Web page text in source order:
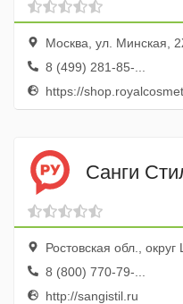
Москва, ул. Минская,
8 (499) 281-85-...
https://
Санги
Ростовская обл., округ
8 (800) 770-79-...
http://sangistil.ru